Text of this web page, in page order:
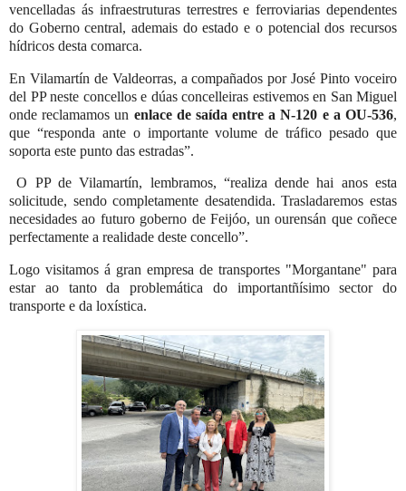
vencelladas ás infraestruturas terrestres e ferroviarias dependentes
do Goberno central, ademais do estado e o potencial dos recursos
hídricos desta comarca.
En Vilamartín de Valdeorras, a compañados por José Pinto voceiro
del PP neste concellos e dúas concelleiras estivemos en San Miguel
onde reclamamos un enlace de saída entre a N-120 e a OU-536,
que “responda ante o importante volume de tráfico pesado que
soporta este punto das estradas”.
O PP de Vilamartín, lembramos, “realiza dende hai anos esta
solicitude, sendo completamente desatendida. Trasladaremos estas
necesidades ao futuro goberno de Feijóo, un ourensán que coñece
perfectamente a realidade deste concello”.
Logo visitamos á gran empresa de transportes "Morgantane" para
estar ao tanto da problemática do importantñísimo sector do
transporte e da loxística.